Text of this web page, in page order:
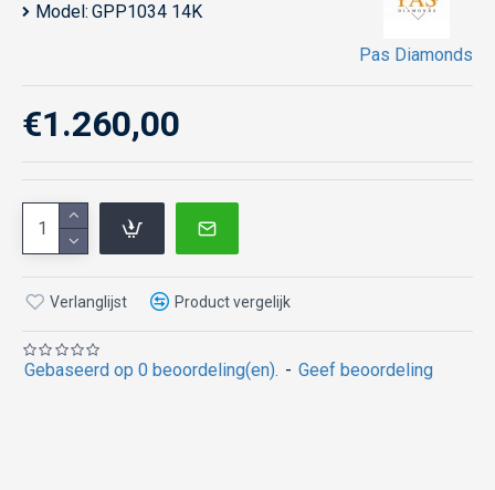
Model: GPP1034 14K
Pas Diamonds
Gebaseerd op 0 beoordeling(en). - Geef beoordeling
€1.260,00
Verlanglijst Product vergelijk